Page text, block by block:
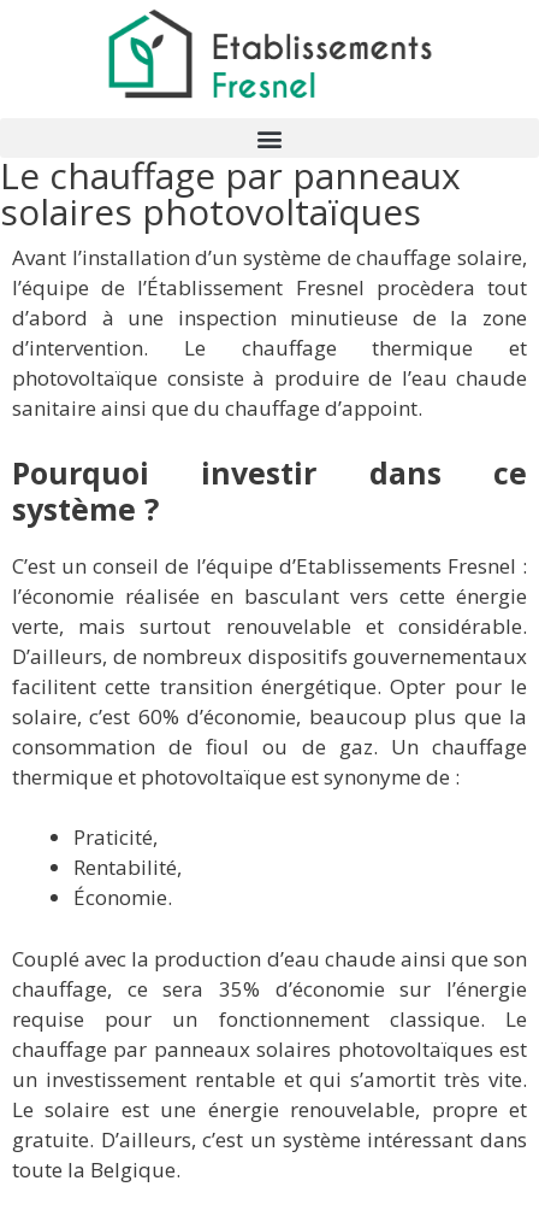
Le chauffage par panneaux
solaires photovoltaïques
Avant l’installation d’un système de chauffage solaire,
l’équipe de l’Établissement Fresnel procèdera tout
d’abord à une inspection minutieuse de la zone
d’intervention. Le chauffage thermique et
photovoltaïque consiste à produire de l’eau chaude
sanitaire ainsi que du chauffage d’appoint.
Pourquoi investir dans ce
système ?
C’est un conseil de l’équipe d’Etablissements Fresnel :
l’économie réalisée en basculant vers cette énergie
verte, mais surtout renouvelable et considérable.
D’ailleurs, de nombreux dispositifs gouvernementaux
facilitent cette transition énergétique. Opter pour le
solaire, c’est 60% d’économie, beaucoup plus que la
consommation de fioul ou de gaz. Un chauffage
thermique et photovoltaïque est synonyme de :
Praticité,
Rentabilité,
Économie.
Couplé avec la production d’eau chaude ainsi que son
chauffage, ce sera 35% d’économie sur l’énergie
requise pour un fonctionnement classique. Le
chauffage par panneaux solaires photovoltaïques est
un investissement rentable et qui s’amortit très vite.
Le solaire est une énergie renouvelable, propre et
gratuite. D’ailleurs, c’est un système intéressant dans
toute la Belgique.